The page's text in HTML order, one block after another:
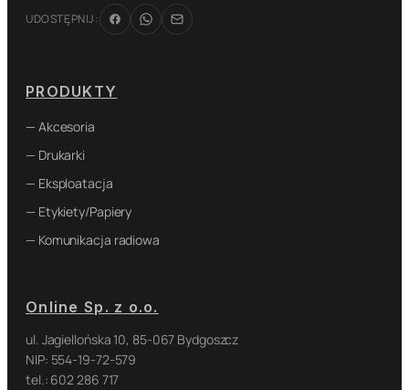
UDOSTĘPNIJ:
PRODUKTY
— Akcesoria
— Drukarki
— Eksploatacja
— Etykiety/Papiery
— Komunikacja radiowa
Online Sp. z o.o.
ul. Jagiellońska 10, 85-067 Bydgoszcz
NIP: 554-19-72-579
tel.: 602 286 717